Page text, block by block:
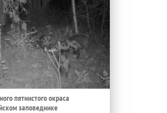
пятнистого окраса
заповеднике